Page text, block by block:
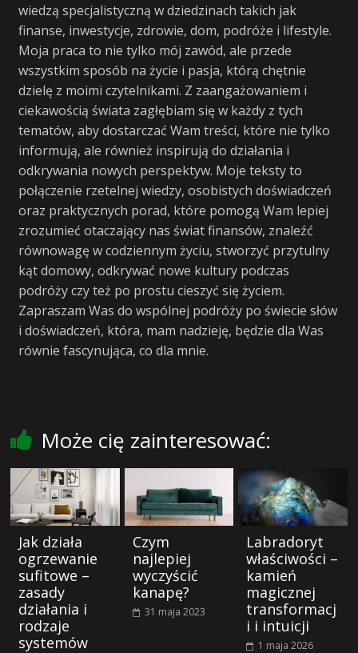
wiedzą specjalistyczną w dziedzinach takich jak
finanse, inwestycje, zdrowie, dom, podróże i lifestyle.
Moja praca to nie tylko mój zawód, ale przede
wszystkim sposób na życie i pasja, którą chętnie
dzielę z moimi czytelnikami. Z zaangażowaniem i
ciekawością świata zagłębiam się w każdy z tych
tematów, aby dostarczać Wam treści, które nie tylko
informują, ale również inspirują do działania i
odkrywania nowych perspektyw. Moje teksty to
połączenie rzetelnej wiedzy, osobistych doświadczeń
oraz praktycznych porad, które pomogą Wam lepiej
zrozumieć otaczający nas świat finansów, znaleźć
równowagę w codziennym życiu, stworzyć przytulny
kąt domowy, odkrywać nowe kultury podczas
podróży czy też po prostu cieszyć się życiem.
Zapraszam Was do wspólnej podróży po świecie słów
i doświadczeń, która, mam nadzieję, będzie dla Was
równie fascynująca, co dla mnie.
Może cię zainteresować:
Jak działa
ogrzewanie
sufitowe –
zasady
działania i
rodzaje
systemów
Czym
najlepiej
wyczyścić
kanapę?
31 maja 2023
Labradoryt
właściwości –
kamień
magicznej
transformacj
i i intuicji
1 maja 2026